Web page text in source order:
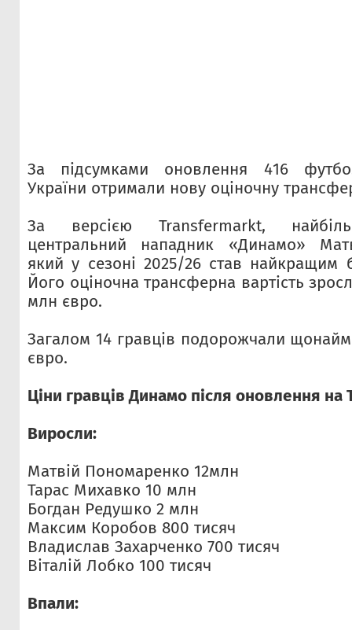
За підсумками оновлення 416
України отримали нову оціночну
За версією Transfermarkt,
центральний нападник «Динамо»
який у сезоні 2025/26 став
Його оціночна трансферна вартість
млн євро.
Загалом 14 гравців подорожчали
євро.
Ціни гравців Динамо після оновлення
Виросли:
Матвій Пономаренко 12млн
Тарас Михавко 10 млн
Богдан Редушко 2 млн
Максим Коробов 800 тисяч
Владислав Захарченко 700 тисяч
Віталій Лобко 100 тисяч
Впали: